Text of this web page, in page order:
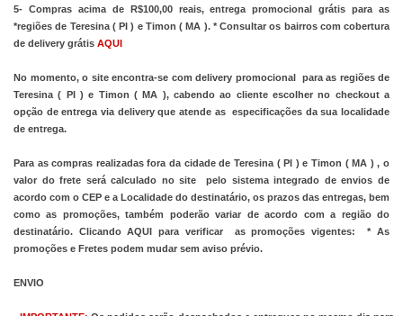
5- Compras acima de R$100,00 reais, entrega promocional grátis para as
*regiões de Teresina ( PI ) e Timon ( MA ). * Consultar os bairros com cobertura
de delivery grátis AQUI
No momento, o site encontra-se com delivery promocional  para as regiões de
Teresina ( PI ) e Timon ( MA ), cabendo ao cliente escolher no checkout a
opção de entrega via delivery que atende as  especificações da sua localidade
de entrega.
Para as compras realizadas fora da cidade de Teresina ( PI ) e Timon ( MA ) , o
valor do frete será calculado no site  pelo sistema integrado de envios de
acordo com o CEP e a Localidade do destinatário, os prazos das entregas, bem
como as promoções, também poderão variar de acordo com a região do
destinatário. Clicando AQUI para verificar  as promoções vigentes:  * As
promoções e Fretes podem mudar sem aviso prévio.
ENVIO